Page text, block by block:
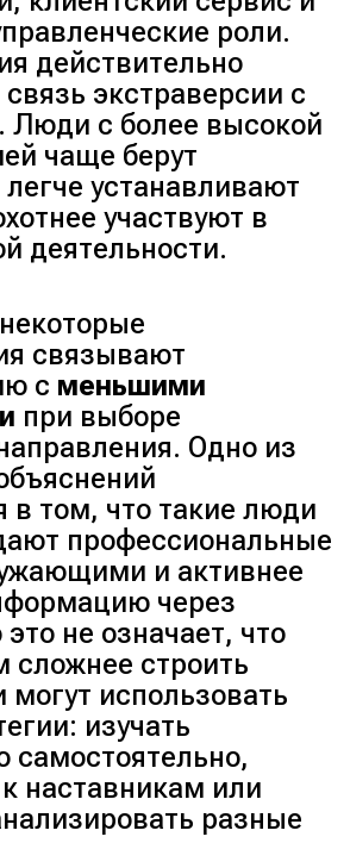
роли.
действительно
экстраверсии с
Люди с более высокой
чаще берут
устанавливают
участвуют в
деятельности.
связывают
с меньшими
при выборе
Одно из
в том, что такие люди
профессиональные
и активнее
через
не означает, что
сложнее строить
могут использовать
изучать
наставникам или
разные